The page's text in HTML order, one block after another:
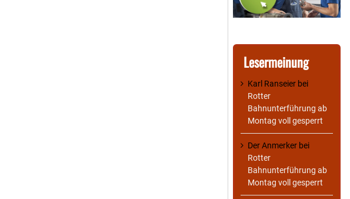
Lesermeinung
Karl Ranseier bei
Rotter
Bahnunterführung ab
Montag voll gesperrt
Der Anmerker bei
Rotter
Bahnunterführung ab
Montag voll gesperrt